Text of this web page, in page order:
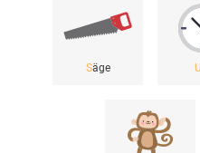
Säge U